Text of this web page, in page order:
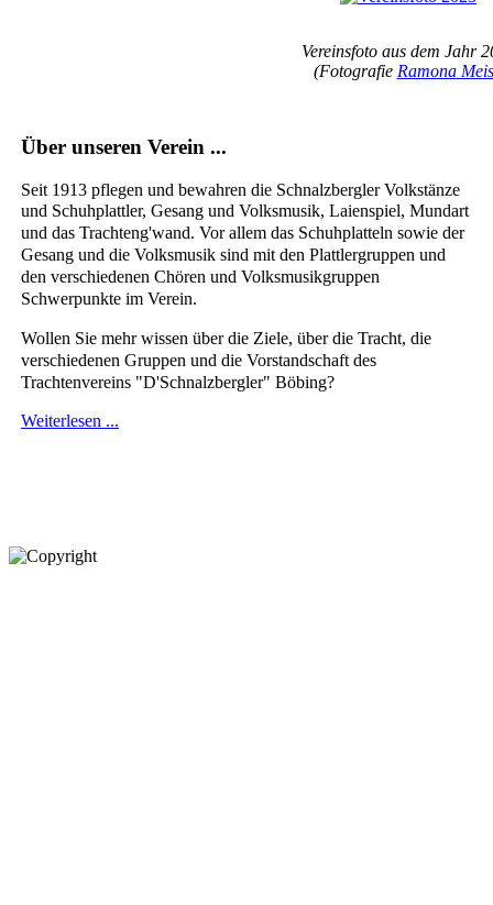
Vereinsfoto aus dem Jahr
(Fotografie Ramona
Über unseren Verein ...
Seit 1913 pflegen und bewahren die Schnalzbergler Volkstänze
und Schuhplattler, Gesang und Volksmusik, Laienspiel, Mundart
und das Trachteng'wand. Vor allem das Schuhplatteln sowie der
Gesang und die Volksmusik sind mit den Plattlergruppen und
den verschiedenen Chören und Volksmusikgruppen
Schwerpunkte im Verein.
Wollen Sie mehr wissen über die Ziele, über die Tracht, die
verschiedenen Gruppen und die Vorstandschaft des
Trachtenvereins "D'Schnalzbergler" Böbing?
Weiterlesen ...